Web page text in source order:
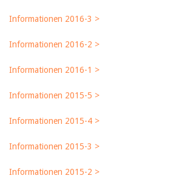
Informationen 2016-3 >
Informationen 2016-2 >
Informationen 2016-1 >
Informationen 2015-5 >
Informationen 2015-4 >
Informationen 2015-3 >
Informationen 2015-2 >